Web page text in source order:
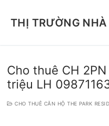
THỊ TRƯỜNG NHÀ
Cho thuê CH
triệu LH
CHO THUÊ CĂN HỘ THE PARK